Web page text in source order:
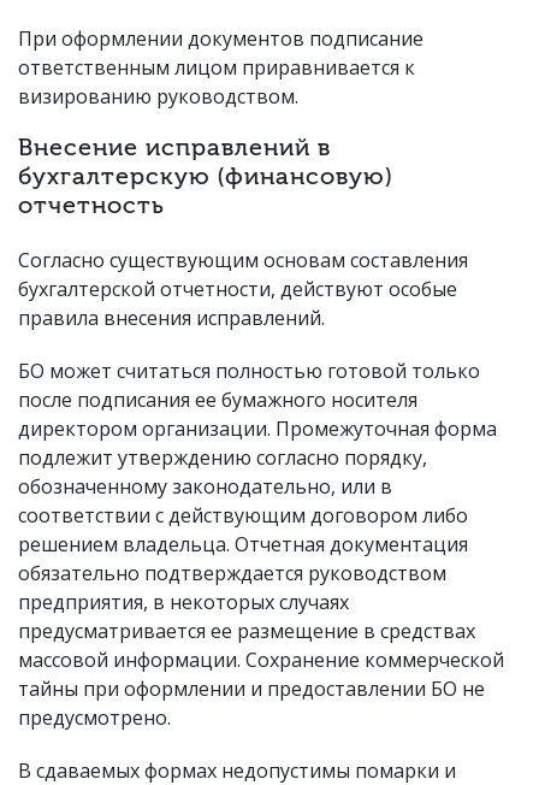
При оформлении документов подписание
ответственным лицом приравнивается к
визированию руководством.
Внесение исправлений в
бухгалтерскую (финансовую)
отчетность
Согласно существующим основам составления
бухгалтерской отчетности, действуют особые
правила внесения исправлений.
БО может считаться полностью готовой только
после подписания ее бумажного носителя
директором организации. Промежуточная форма
подлежит утверждению согласно порядку,
обозначенному законодательно, или в
соответствии с действующим договором либо
решением владельца. Отчетная документация
обязательно подтверждается руководством
предприятия, в некоторых случаях
предусматривается ее размещение в средствах
массовой информации. Сохранение коммерческой
тайны при оформлении и предоставлении БО не
предусмотрено.
В сдаваемых формах недопустимы помарки и